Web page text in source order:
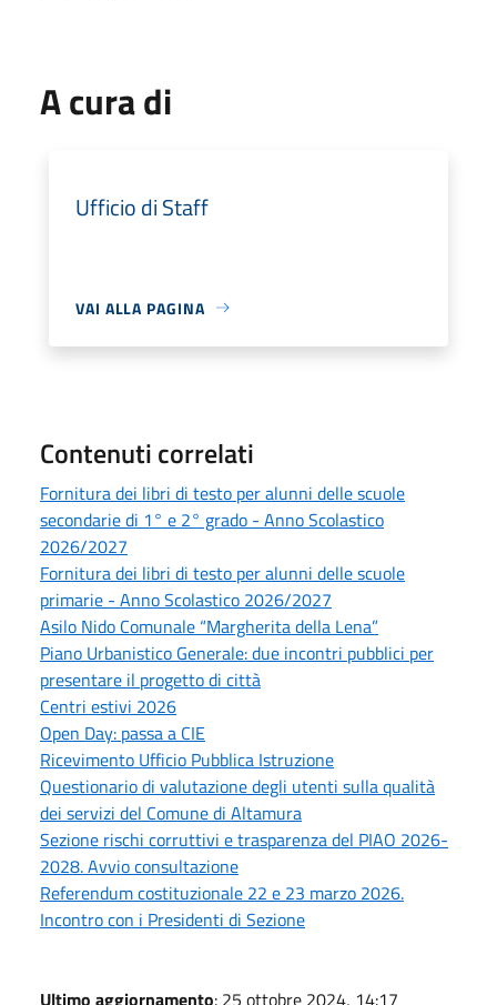
A cura di
Ufficio di Staff
VAI ALLA PAGINA
Contenuti correlati
Fornitura dei libri di testo per alunni delle scuole
secondarie di 1° e 2° grado - Anno Scolastico
2026/2027
Fornitura dei libri di testo per alunni delle scuole
primarie - Anno Scolastico 2026/2027
Asilo Nido Comunale “Margherita della Lena”
Piano Urbanistico Generale: due incontri pubblici per
presentare il progetto di città
Centri estivi 2026
Open Day: passa a CIE
Ricevimento Ufficio Pubblica Istruzione
Questionario di valutazione degli utenti sulla qualità
dei servizi del Comune di Altamura
Sezione rischi corruttivi e trasparenza del PIAO 2026-
2028. Avvio consultazione
Referendum costituzionale 22 e 23 marzo 2026.
Incontro con i Presidenti di Sezione
Ultimo aggiornamento: 25 ottobre 2024, 14:17